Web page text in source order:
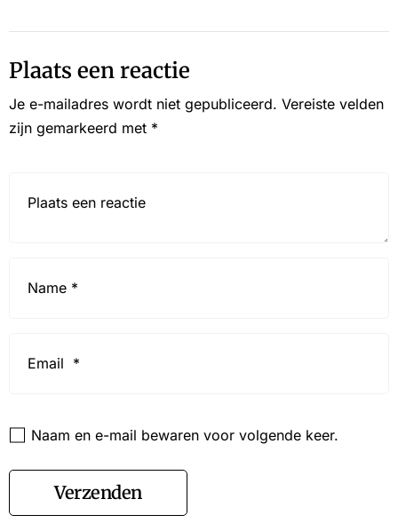
Plaats een reactie
Je e-mailadres wordt niet gepubliceerd. Vereiste velden
zijn gemarkeerd met *
Naam en e-mail bewaren voor volgende keer.
Verzenden